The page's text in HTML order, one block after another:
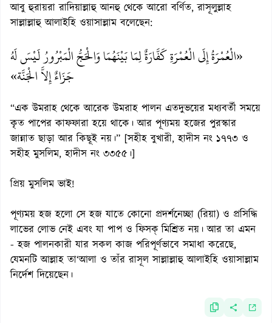
আবু হুরায়রা রাদিয়াল্লাহু আনহু থেকে আরো বর্ণিত, রাসূলুল্লাহ
সাল্লাল্লাহু আলাইহি ওয়াসাল্লাম বলেছেন:
«الْعُمْرَةُ إِلَى الْعُمْرَةِ كَفَّارَةٌ لِمَا بَيْنَهُمَا وَالْحَجُّ الْمَبْرُورُ لَيْسَ لَهُ
جَزَاءٌ إِلاَّ الْجَنَّة»
“এক উমরাহ থেকে আরেক উমরাহ পালন এতদুভয়ের মধ্যবর্তী সময়ে
কৃত পাপের কাফফারা হয়ে থাকে। আর পূণ্যময় হজের পুরস্কার
জান্নাত ছাড়া আর কিছূই নয়।” [সহীহ বুখারী, হাদীস নং ১৭৭৩ ও
সহীহ মুসলিম, হাদীস নং ৩৩৫৫।]
প্রিয় মুসলিম ভাই!
পূণ্যময় হজ হলো সে হজ যাতে কোনো প্রদর্শনেচ্ছা (রিয়া) ও প্রসিদ্ধি
লাভের লোভ নেই এবং যা পাপ ও ফিসক্ মিশ্রিত নয়। আর তা এমন
- হজ পালনকারী যার সকল কাজ পরিপূর্ণভাবে সমাধা করেছে,
যেমনটি আল্লাহ তা‘আলা ও তাঁর রাসূল সাল্লাল্লাহু আলাইহি ওয়াসাল্লাম
নির্দেশ দিয়েছেন।